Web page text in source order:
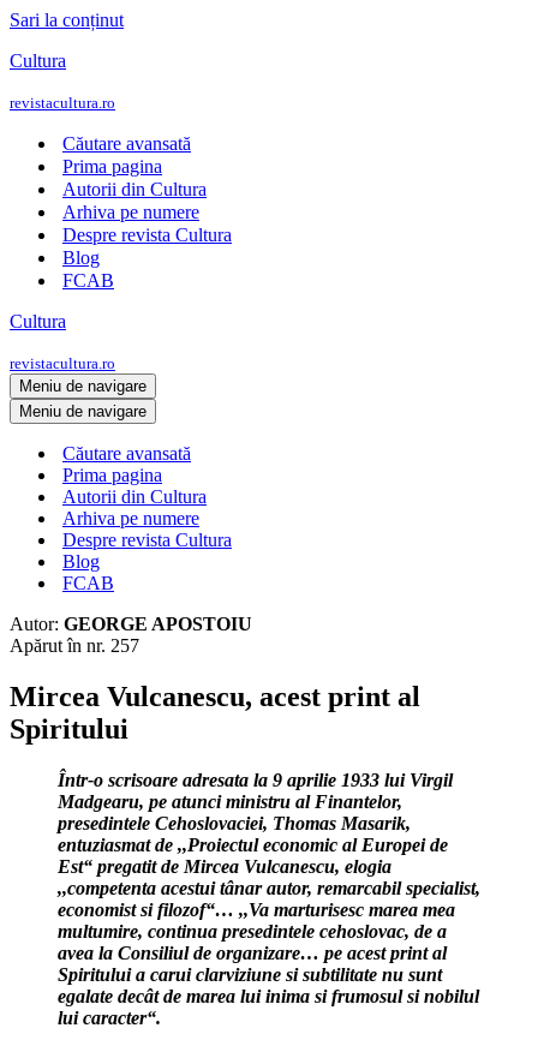
Sari la conținut
Cultura
revistacultura.ro
Căutare avansată
Prima pagina
Autorii din Cultura
Arhiva pe numere
Despre revista Cultura
Blog
FCAB
Cultura
revistacultura.ro
Meniu de navigare
Meniu de navigare
Căutare avansată
Prima pagina
Autorii din Cultura
Arhiva pe numere
Despre revista Cultura
Blog
FCAB
Autor: GEORGE APOSTOIU
Apărut în nr. 257
Mircea Vulcanescu, acest print al
Spiritului
Într-o scrisoare adresata la 9 aprilie 1933 lui Virgil
Madgearu, pe atunci ministru al Finantelor,
presedintele Cehoslovaciei, Thomas Masarik,
entuziasmat de ,,Proiectul economic al Europei de
Est“ pregatit de Mircea Vulcanescu, elogia
,,competenta acestui tânar autor, remarcabil specialist,
economist si filozof“… ,,Va marturisesc marea mea
multumire, continua presedintele cehoslovac, de a
avea la Consiliul de organizare… pe acest print al
Spiritului a carui clarviziune si subtilitate nu sunt
egalate decât de marea lui inima si frumosul si nobilul
lui caracter“.